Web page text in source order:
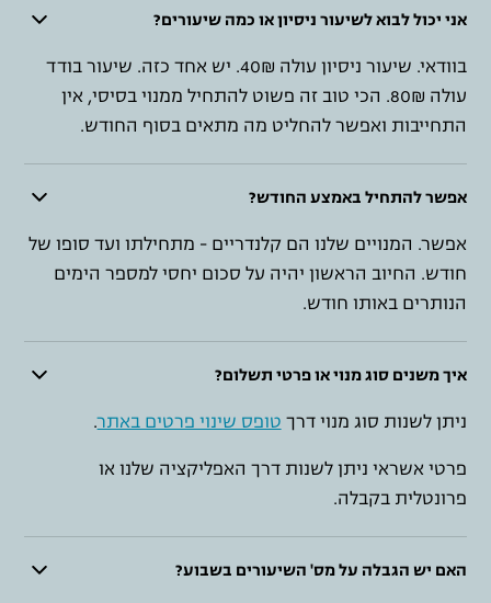
אני יכול לבוא לשיעור ניסיון או כמה שיעורים?
בוודאי. שיעור ניסיון עולה 40₪. יש אחד כזה. שיעור בודד
עולה 80₪. הכי טוב זה פשוט להתחיל ממנוי בסיסי, אין
התחייבות ואפשר להחליט מה מתאים בסוף החודש.
אפשר להתחיל באמצע החודש?
אפשר. המנויים שלנו הם קלנדריים - מתחילתו ועד סופו של
חודש. החיוב הראשון יהיה על סכום יחסי למספר הימים
הנותרים באותו חודש.
איך משנים סוג מנוי או פרטי תשלום?
ניתן לשנות סוג מנוי דרךטופס שינוי פרטים באתר.
פרטי אשראי ניתן לשנות דרך האפליקציה שלנו או
פרונטלית בקבלה.
האם יש הגבלה על מס' השיעורים בשבוע?